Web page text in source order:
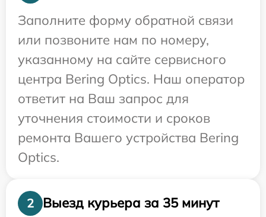
Заполните форму обратной связи
или позвоните нам по номеру,
указанному на сайте сервисного
центра Bering Optics. Наш оператор
ответит на Ваш запрос для
уточнения стоимости и сроков
ремонта Вашего устройства Bering
Optics.
2 Выезд курьера за 35 минут